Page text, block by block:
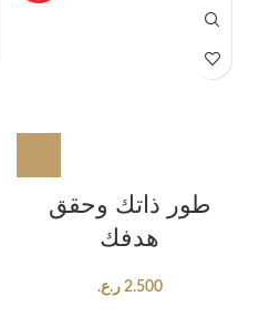
طور ذاتك وحقق
هدفك
2.500 ر.ع.